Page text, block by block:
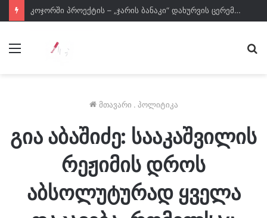
კოჯორში პროექტის – „ჯარის ბანაკი“ დახურვის ცერემონია გაიმართა
მენიუ
მთავარი . პოლიტიკა
გია აბაშიძე: სააკაშვილის
რეჟიმის დროს
აბსოლუტურად ყველა